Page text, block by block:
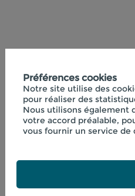
Préférences cookies
Notre site utilise des
pour réaliser des
Nous utilisons également
votre accord préalable,
vous fournir un service de